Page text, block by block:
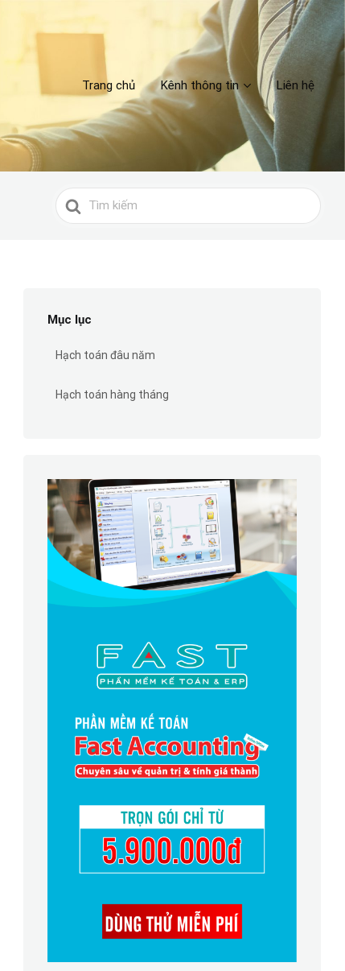
Trang chủ Kênh thông tin Liên hệ
Search
For
Mục lục
Hạch toán đâu năm
Hạch toán hàng tháng